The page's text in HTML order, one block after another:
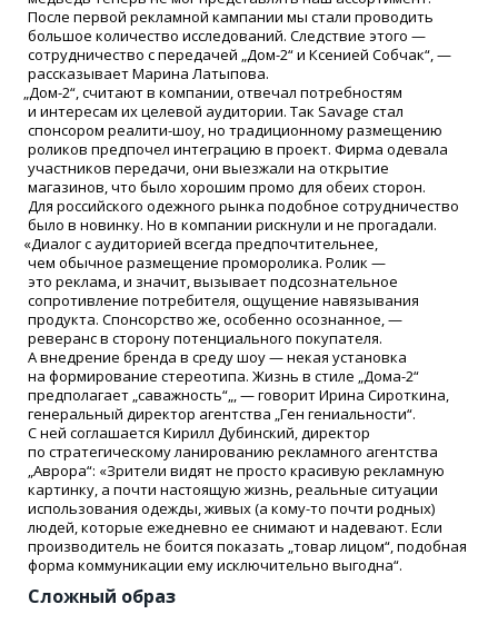
После первой рекламной кампании мы стали проводить
большое количество исследований. Следствие этого —
сотрудничество с передачей „Дом-2“ и Ксенией Собчак“, —
рассказывает Марина Латыпова.
Дом-2“, считают в компании, отвечал потребностям
и интересам их целевой аудитории. Так Savage стал
спонсором реалити-шоу, но традиционному размещению
роликов предпочел интеграцию в проект. Фирма одевала
участников передачи, они выезжали на открытие
магазинов, что было хорошим промо для обеих сторон.
Для российского одежного рынка подобное сотрудничество
было в новинку. Но в компании рискнули и не прогадали.
«Диалог с аудиторией всегда предпочтительнее,
чем обычное размещение проморолика. Ролик —
это реклама, и значит, вызывает подсознательное
сопротивление потребителя, ощущение навязывания
продукта. Спонсорство же, особенно осознанное, —
реверанс в сторону потенциального покупателя.
А внедрение бренда в среду шоу — некая установка
на формирование стереотипа. Жизнь в стиле „Дома-2“
предполагает „саважность“„, — говорит Ирина Сироткина,
генеральный директор агентства „Ген гениальности“.
С ней соглашается Кирилл Дубинский, директор
по стратегическому ланированию рекламного агентства
„Аврора“: «Зрители видят не просто красивую рекламную
картинку, а почти настоящую жизнь, реальные ситуации
использования одежды, живых(а кому-то почти родных)
людей, которые ежедневно ее снимают и надевают. Если
производитель не боится показать „товар лицом“, подобная
форма коммуникации ему исключительно выгодна“.
Сложный образ